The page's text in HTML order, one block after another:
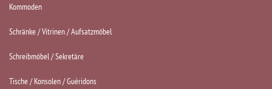
Kommoden
Schränke / Vitrinen / Aufsatzmöbel
Schreibmöbel / Sekretäre
Tische / Konsolen / Guéridons